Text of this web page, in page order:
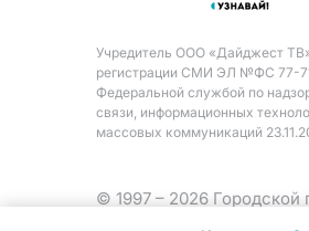
Учредитель ООО «Дайджест
регистрации СМИ ЭЛ №ФС 77-
Федеральной службой по
связи, информационных
массовых коммуникаций
© 1997 – 2026